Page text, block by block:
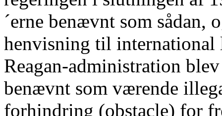
´erne benævnt som sådan,
henvisning til international
Reagan-administration
benævnt som værende
forhindring (obstacle) for